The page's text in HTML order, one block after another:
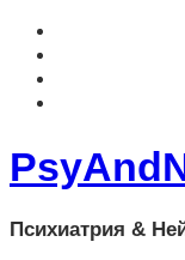
Психиатрия &